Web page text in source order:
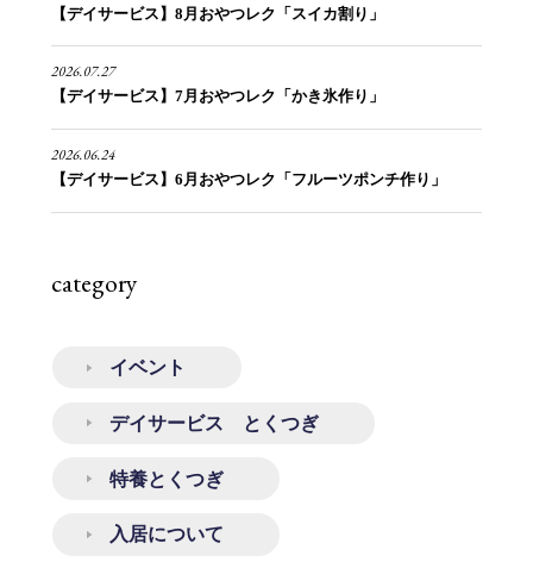
【デイサービス】8月おやつレク「スイカ割り」
2026.07.27
【デイサービス】7月おやつレク「かき氷作り」
2026.06.24
【デイサービス】6月おやつレク「フルーツポンチ作り」
category
イベント
デイサービス とくつぎ
特養とくつぎ
入居について